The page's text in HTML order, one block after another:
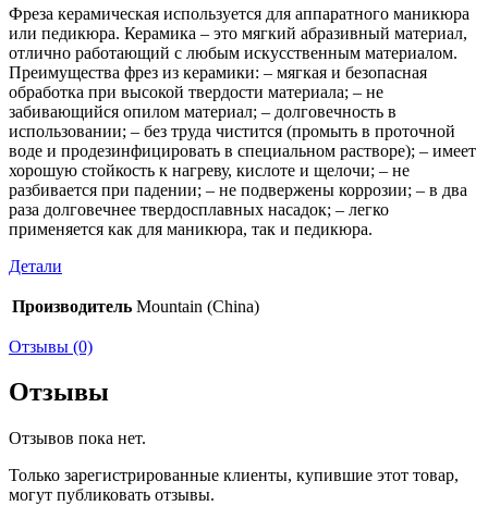
Фреза керамическая используется для аппаратного маникюра
или педикюра. Керамика – это мягкий абразивный материал,
отлично работающий с любым искусственным материалом.
Преимущества фрез из керамики: – мягкая и безопасная
обработка при высокой твердости материала; – не
забивающийся опилом материал; – долговечность в
использовании; – без труда чистится (промыть в проточной
воде и продезинфицировать в специальном растворе); – имеет
хорошую стойкость к нагреву, кислоте и щелочи; – не
разбивается при падении; – не подвержены коррозии; – в два
раза долговечнее твердосплавных насадок; – легко
применяется как для маникюра, так и педикюра.
Детали
Производитель Mountain (China)
Отзывы (0)
Отзывы
Отзывов пока нет.
Только зарегистрированные клиенты, купившие этот товар,
могут публиковать отзывы.